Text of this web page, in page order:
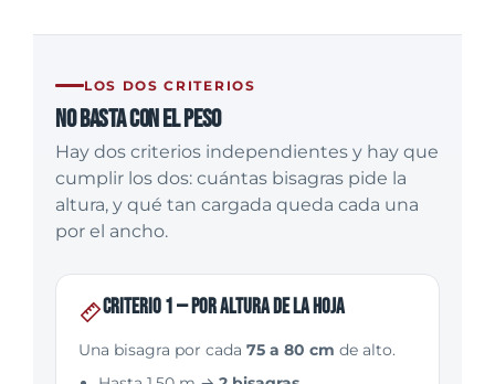
LOS DOS CRITERIOS
No basta con el peso
Hay dos criterios independientes y hay que
cumplir los dos: cuántas bisagras pide la
altura, y qué tan cargada queda cada una
por el ancho.
Criterio 1 — por altura de la hoja
Una bisagra por cada 75 a 80 cm de alto.